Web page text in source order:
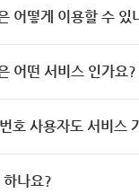
어떻게 이용할 수 있
어떤 서비스 인가요?
호 사용자도 서비스
나요?